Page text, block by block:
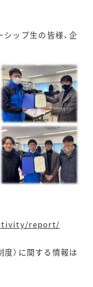
シップ生の皆様、企
report/
）に関する情報は